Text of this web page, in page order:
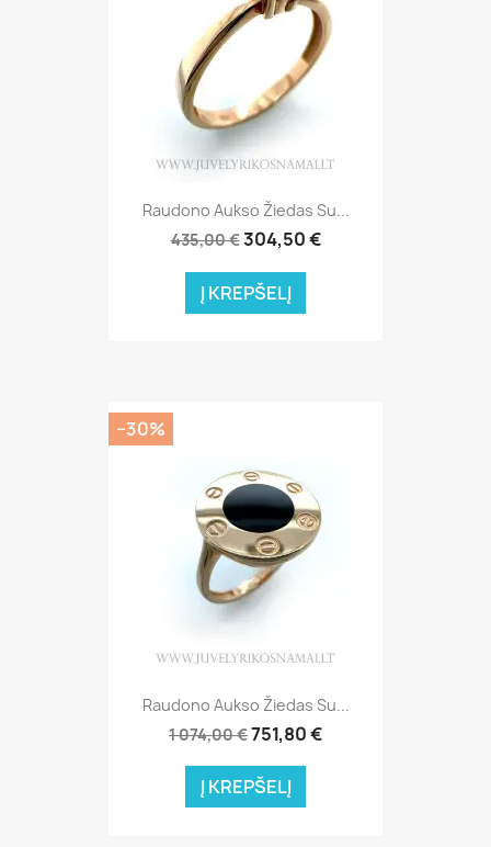
Raudono Aukso Žiedas Su...
435,00 €304,50 €
Į KREPŠELĮ
Raudono Aukso Žiedas Su...
1 074,00 €751,80 €
Į KREPŠELĮ
−30%